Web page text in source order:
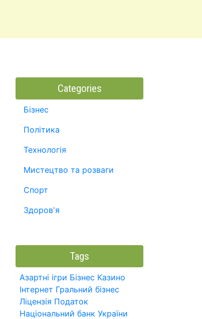
Categories
Бізнес
Політика
Технологія
Мистецтво та розваги
Спорт
Здоров'я
Tags
Азартні ігри Бізнес Казино
Інтернет Гральний бізнес
Ліцензія Податок
Національний банк України